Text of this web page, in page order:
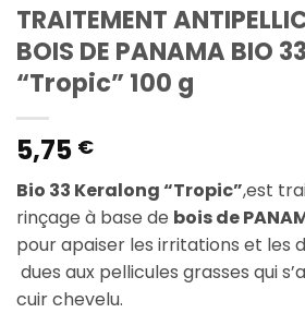
TRAITEMENT
BOIS DE PANAMA BIO
“Tropic” 100 g
5,75 €
Bio 33 Keralong “Tropic”,est
rinçage à base de bois de
pour apaiser les irritations et les
dues aux pellicules grasses qui
cuir chevelu.